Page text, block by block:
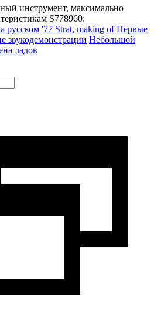
инструмент, максимально
S778960:
русском '77 Strat, making of Первые
звукодемонстрации Небольшой
ладов